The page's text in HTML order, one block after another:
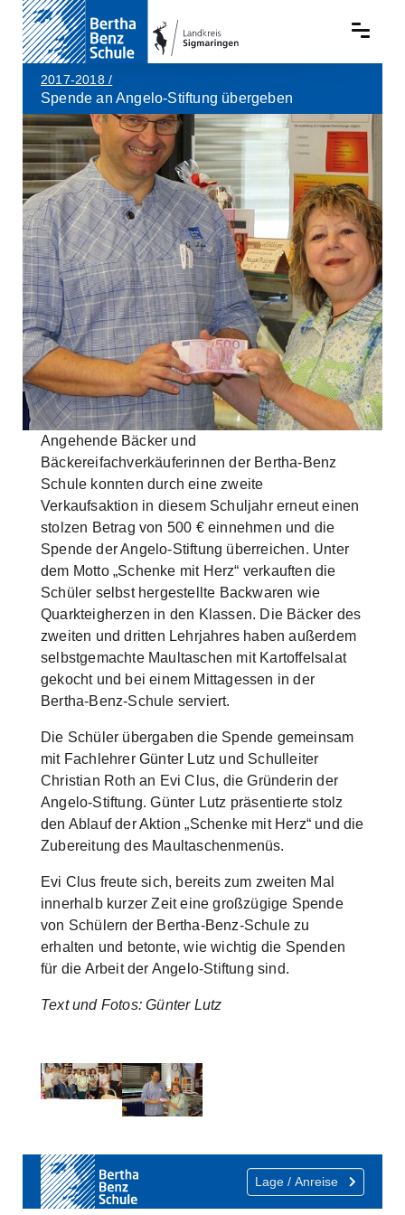
2017-2018/
Spende an Angelo-Stiftung übergeben
Skip to main content
Angehende Bäcker und
Bäckereifachverkäuferinnen der Bertha-Benz
Schule konnten durch eine zweite
Verkaufsaktion in diesem Schuljahr erneut einen
stolzen Betrag von 500 € einnehmen und die
Spende der Angelo-Stiftung überreichen. Unter
dem Motto „Schenke mit Herz“ verkauften die
Schüler selbst hergestellte Backwaren wie
Quarkteigherzen in den Klassen. Die Bäcker des
zweiten und dritten Lehrjahres haben außerdem
selbstgemachte Maultaschen mit Kartoffelsalat
gekocht und bei einem Mittagessen in der
Bertha-Benz-Schule serviert.
Die Schüler übergaben die Spende gemeinsam
mit Fachlehrer Günter Lutz und Schulleiter
Christian Roth an Evi Clus, die Gründerin der
Angelo-Stiftung. Günter Lutz präsentierte stolz
den Ablauf der Aktion „Schenke mit Herz“ und die
Zubereitung des Maultaschenmenüs.
Evi Clus freute sich, bereits zum zweiten Mal
innerhalb kurzer Zeit eine großzügige Spende
von Schülern der Bertha-Benz-Schule zu
erhalten und betonte, wie wichtig die Spenden
für die Arbeit der Angelo-Stiftung sind.
Text und Fotos: Günter Lutz
Show larger versionShow larger version
Lage / Anreise